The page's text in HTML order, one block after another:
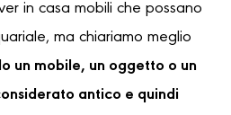
in casa mobili che possano
ma chiariamo meglio
un mobile, un oggetto o un
antico e quindi